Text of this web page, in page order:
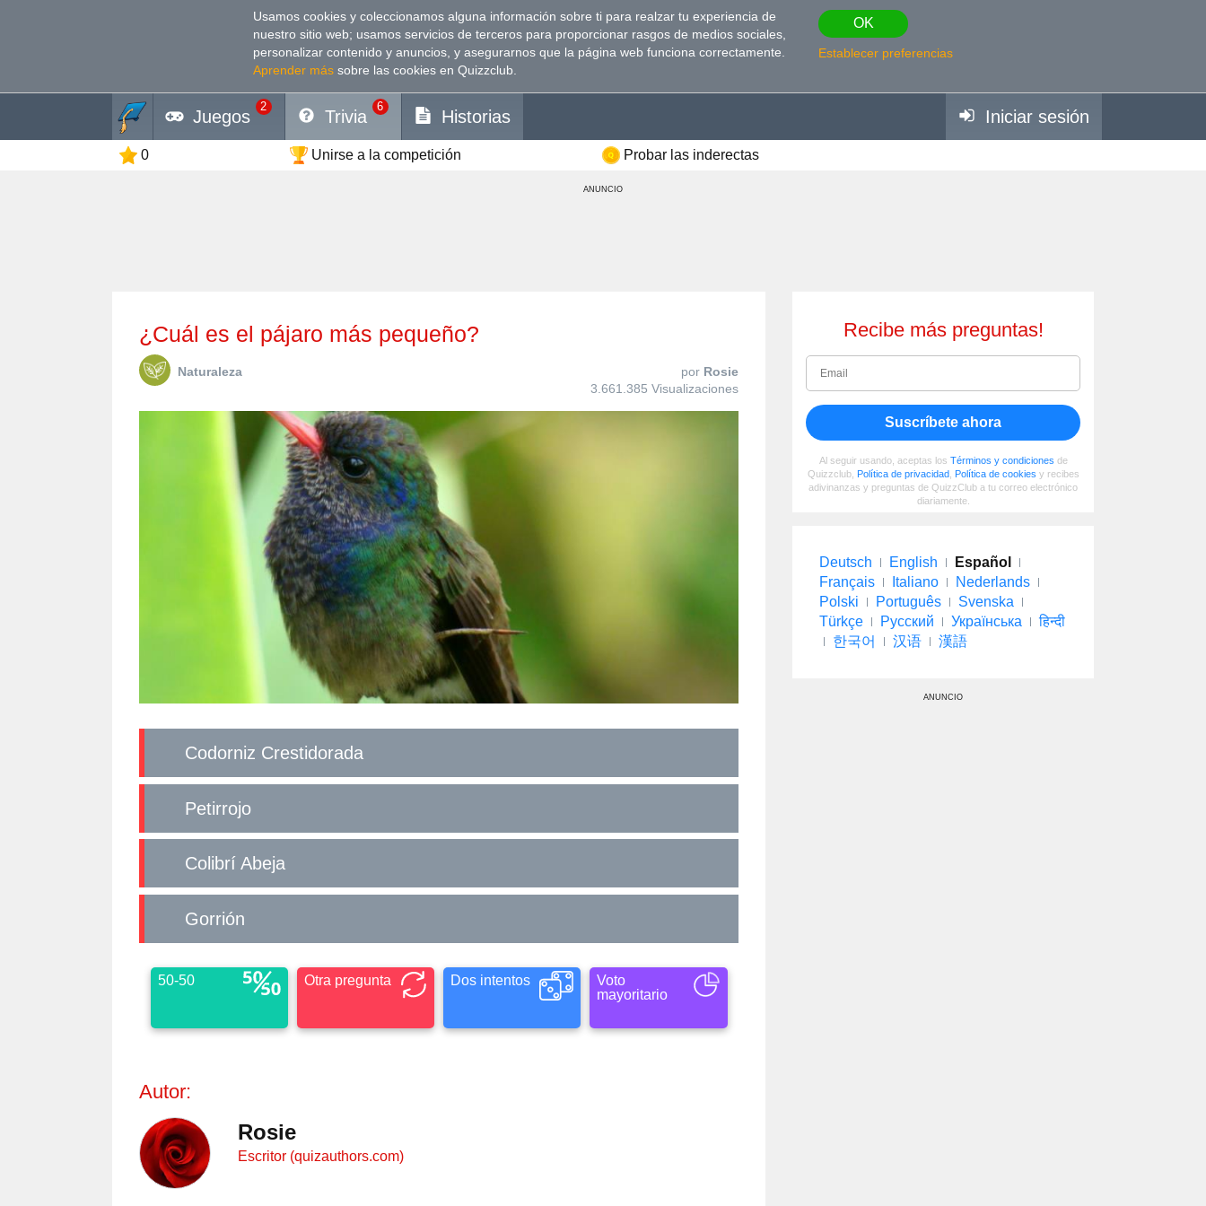
Usamos cookies y coleccionamos alguna información sobre ti para realzar tu experiencia de
nuestro sitio web; usamos servicios de terceros para proporcionar rasgos de medios sociales,
personalizar contenido y anuncios, y asegurarnos que la página web funciona correctamente.
Aprender más sobre las cookies en Quizzclub.
OK
Establecer preferencias
Juegos
2
Trivia
6
Historias Iniciar sesión
0 Unirse a la competición Probar las inderectas
ANUNCIO
¿Cuál es el pájaro más pequeño?
Naturaleza por Rosie
3.661.385 Visualizaciones
Codorniz Crestidorada
Petirrojo
Colibrí Abeja
Gorrión
50-50 Otra pregunta Dos intentos
Voto
mayoritario
Autor:
Rosie
Escritor (quizauthors.com)
Recibe más preguntas!
Suscríbete ahora
Al seguir usando, aceptas los Términos y condiciones de
Quizzclub, Política de privacidad, Política de cookies y recibes
adivinanzas y preguntas de QuizzClub a tu correo electrónico
diariamente.
Deutsch English
Español
Français
Italiano
Nederlands
Polski
Português
Svenska
Türkçe
Русский Українська
हिन्दी
한국어
汉语 漢語
ANUNCIO